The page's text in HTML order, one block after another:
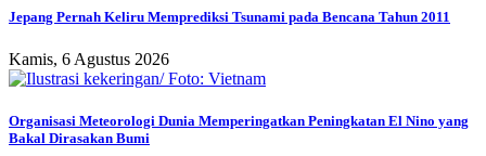
Jepang Pernah Keliru Memprediksi Tsunami pada Bencana Tahun 2011
Kamis, 6 Agustus 2026
Organisasi Meteorologi Dunia Memperingatkan Peningkatan El Nino yang
Bakal Dirasakan Bumi